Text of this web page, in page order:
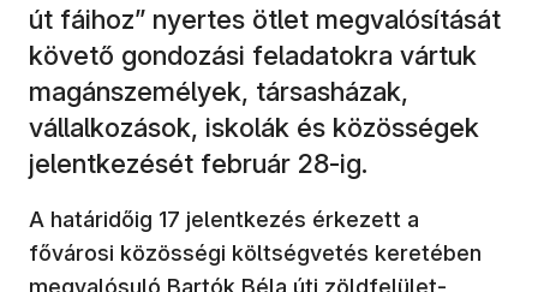
út fáihoz” nyertes ötlet megvalósítását
követő gondozási feladatokra vártuk
magánszemélyek, társasházak,
vállalkozások, iskolák és közösségek
jelentkezését február 28-ig.
A határidőig 17 jelentkezés érkezett a
fővárosi közösségi költségvetés keretében
megvalósuló (új ablakban nyílik meg)
Bartók Béla úti zöldfelület-